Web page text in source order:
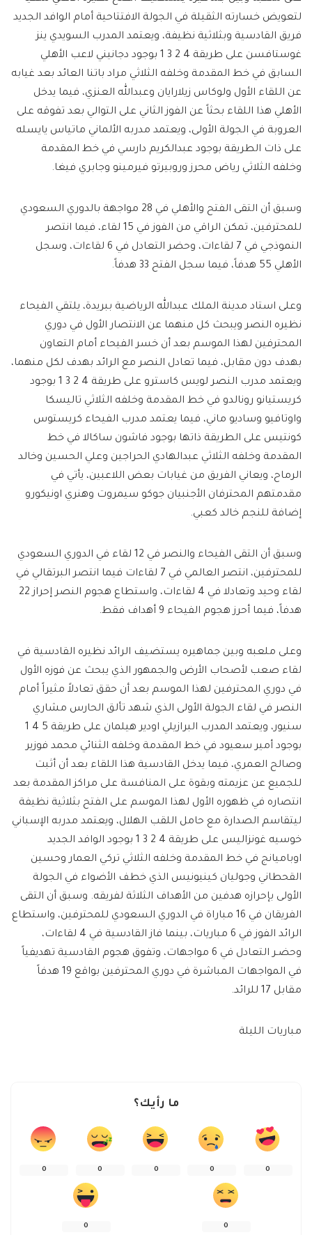
لتعويض خسارته الثقيلة في الجولة الافتتاحية أمام الوافد الجديد
فريق القادسية وبثلاثية نظيفة، ويعتمد المدرب السويدي ينز
غوستافسن على طريقة 4 2 3 1 بوجود دجانيني لاعب الأهلي
السابق في خط المقدمة وخلفه الثلاثي مراد باتنا العائد بعد غيابه
عن اللقاء الأول ولوكاس زيلارايان وعبدالله العنزي، فيما يدخل
الأهلي هذا اللقاء بحثاً عن الفوز الثاني على التوالي بعد تفوقه على
العروبة في الجولة الأولى، ويعتمد مدربه الألماني ماتياس يايسله
على ذات الطريقة بوجود عبدالكريم دارسي في خط المقدمة
وخلفه الثلاثي رياض محرز وروبيرتو فيرمينو وجابري فيغا.
وسبق أن التقى الفتح والأهلي في 28 مواجهة بالدوري السعودي
للمحترفين، تمكن الراقي من الفوز في 15 لقاء، فيما انتصر
النموذجي في 7 لقاءات، وحضر التعادل في 6 لقاءات، وسجل
الأهلي 55 هدفاً، فيما سجل الفتح 33 هدفاً.
وعلى استاد مدينة الملك عبدالله الرياضية ببريدة، يلتقي الفيحاء
نظيره النصر ويبحث كل منهما عن الانتصار الأول في دوري
المحترفين لهذا الموسم بعد أن خسر الفيحاء أمام التعاون
بهدف دون مقابل، فيما تعادل النصر مع الرائد بهدف لكل منهما،
ويعتمد مدرب النصر لويس كاسترو على طريقة 4 2 3 1 بوجود
كريستيانو رونالدو في خط المقدمة وخلفه الثلاثي تاليسكا
واوتافيو وساديو ماني، فيما يعتمد مدرب الفيحاء كريستوس
كونتيس على الطريقة ذاتها بوجود فاشون ساكالا في خط
المقدمة وخلفه الثلاثي عبدالهادي الحراجين وعلي الحسين وخالد
الرماح، ويعاني الفريق من غيابات بعض اللاعبين، يأتي في
مقدمتهم المحترفان الأجنبيان جوكو سيمروت وهنري اونيكورو
إضافة للنجم خالد كعبي.
وسبق أن التقى الفيحاء والنصر في 12 لقاء في الدوري السعودي
للمحترفين، انتصر العالمي في 7 لقاءات فيما انتصر البرتقالي في
لقاء وحيد وتعادلا في 4 لقاءات، واستطاع هجوم النصر إحراز 22
هدفاً، فيما أحرز هجوم الفيحاء 9 أهداف فقط.
وعلى ملعبه وبين جماهيره يستضيف الرائد نظيره القادسية في
لقاء صعب لأصحاب الأرض والجمهور الذي يبحث عن فوزه الأول
في دوري المحترفين لهذا الموسم بعد أن حقق تعادلاً مثيراً أمام
النصر في لقاء الجولة الأولى الذي شهد تألق الحارس مشاري
سنيور، ويعتمد المدرب البرازيلي اودير هيلمان على طريقة 5 4 1
بوجود أمير سعيود في خط المقدمة وخلفه الثنائي محمد فوزير
وصالح العمري، فيما يدخل القادسية هذا اللقاء بعد أن أثبت
للجميع عن عزيمته وبقوة على المنافسة على مراكز المقدمة بعد
انتصاره في ظهوره الأول لهذا الموسم على الفتح بثلاثية نظيفة
ليتقاسم الصدارة مع حامل اللقب الهلال، ويعتمد مدربه الإسباني
خوسيه غونزاليس على طريقة 4 2 3 1 بوجود الوافد الجديد
اوباميانج في خط المقدمة وخلفه الثلاثي تركي العمار وحسين
القحطاني وجوليان كينيونيس الذي خطف الأضواء في الجولة
الأولى بإحرازه هدفين من الأهداف الثلاثة لفريقه. وسبق أن التقى
الفريقان في 16 مباراة في الدوري السعودي للمحترفين، واستطاع
الرائد الفوز في 6 مباريات، بينما فاز القادسية في 4 لقاءات،
وحضـر التعادل في 6 مواجهات، وتفوق هجوم القادسية تهديفياً
في المواجهات المباشرة في دوري المحترفين بواقع 19 هدفاً
مقابل 17 للرائد.
مباريات الليلة
ما رأيك؟
0
0
0
0
0
0
0